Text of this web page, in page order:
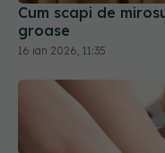
Cum scapi de
groase
16 ian 2026, 11:35